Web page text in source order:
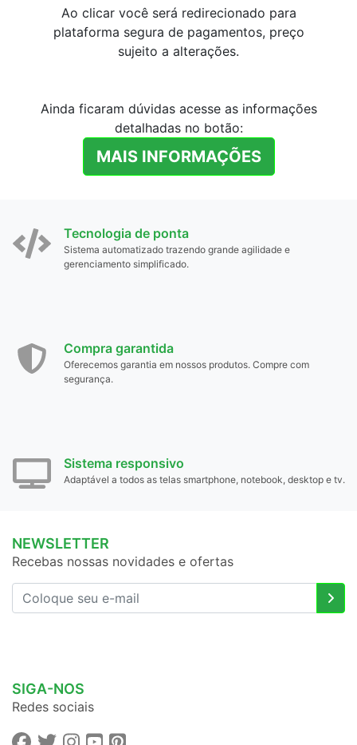
Ao clicar você será redirecionado para
plataforma segura de pagamentos, preço
sujeito a alterações.
Ainda ficaram dúvidas acesse as informações
detalhadas no botão:
MAIS INFORMAÇÕES
Tecnologia de ponta
Sistema automatizado trazendo grande agilidade e
gerenciamento simplificado.
Compra garantida
Oferecemos garantia em nossos produtos. Compre com
segurança.
Sistema responsivo
Adaptável a todos as telas smartphone, notebook, desktop e tv.
NEWSLETTER
Recebas nossas novidades e ofertas
SIGA-NOS
Redes sociais